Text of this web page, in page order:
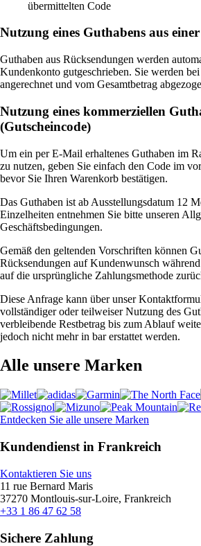
übermittelten Code
Nutzung eines Guthabens aus
Guthaben aus Rücksendungen werden
Kundenkonto gutgeschrieben. Sie werden
angerechnet und vom Gesamtbetrag
Nutzung eines kommerziellen
(Gutscheincode)
Um ein per E-Mail erhaltenes Guthaben im
zu nutzen, geben Sie einfach den Code im
bevor Sie Ihren Warenkorb bestätigen.
Das Guthaben ist ab Ausstellungsdatum 12
Einzelheiten entnehmen Sie bitte unseren
Geschäftsbedingungen.
Gemäß den geltenden Vorschriften können
Rücksendungen auf Kundenwunsch
auf die ursprüngliche Zahlungsmethode
Diese Anfrage kann über unser
vollständiger oder teilweiser Nutzung des
verbleibende Restbetrag bis zum Ablauf
jedoch nicht mehr in bar erstattet werden.
Alle unsere Marken
Entdecken Sie alle unsere Marken
Kundendienst in Frankreich
Kontaktieren Sie uns
11 rue Bernard Maris
37270 Montlouis-sur-Loire, Frankreich
+33 1 86 47 62 58
Sichere Zahlung